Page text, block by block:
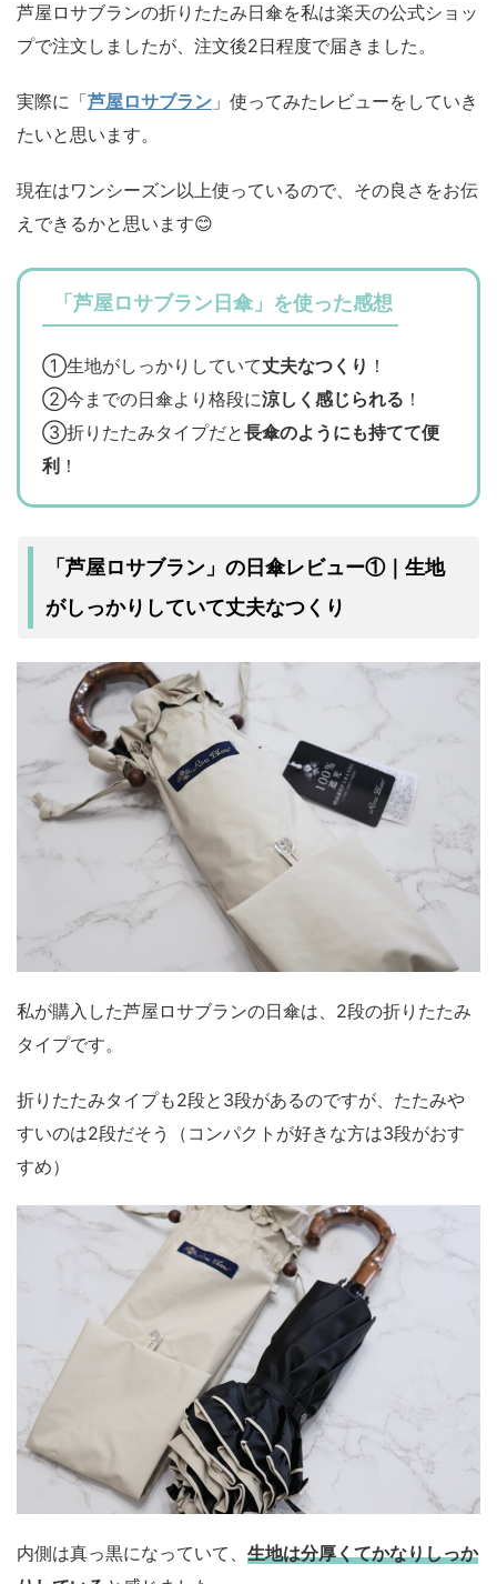
芦屋ロサブランの折りたたみ日傘を私は楽天の公式ショッ
プで注文しましたが、注文後2日程度で届きました。
実際に「芦屋ロサブラン 」使ってみたレビューをしていき
たいと思います。
現在はワンシーズン以上使っているので、その良さをお伝
えできるかと思います😊
「芦屋ロサブラン日傘」を使った感想
①生地がしっかりしていて丈夫なつくり ！
②今までの日傘より格段に涼しく感じられる ！
③折りたたみタイプだと長傘のようにも持てて便
利 ！
「芦屋ロサブラン」の日傘レビュー①｜生地
がしっかりしていて丈夫なつくり
私が購入した芦屋ロサブランの日傘は、2段の折りたたみ
タイプです。
折りたたみタイプも2段と3段があるのですが、たたみや
すいのは2段だそう（コンパクトが好きな方は3段がおす
すめ）
内側は真っ黒になっていて、 生地は分厚くてかなりしっか